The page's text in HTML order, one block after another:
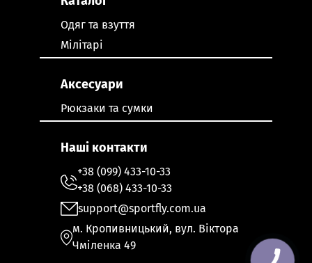
Одяг та взуття
Мілітарі
Аксесуари
Рюкзаки та сумки
Наші контакти
+38 (099) 433-10-33
+38 (068) 433-10-33
support@sportfly.com.ua
м. Кропивницький, вул. Віктора
Чміленка 49
КНОПКА